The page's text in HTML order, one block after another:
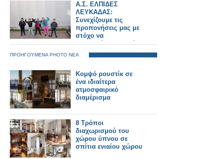
Α.Σ. ΕΛΠΙΔΕΣ
ΛΕΥΚΑΔΑΣ:
Συνεχίζουμε τις
προπονήσεις μας με
στόχο να
βελτιωνόμαστε αγώνα
με αγώνα.
ΠΡΟΗΓΟΥΜΕΝΑ PHOTO ΝΕΑ
Κομψό ρουστίκ σε
ένα ιδιαίτερα
ατμοσφαιρικό
διαμέρισμα
8 Τρόποι
διαχωρισμού του
χώρου ύπνου σε
σπίτια ενιαίου χώρου